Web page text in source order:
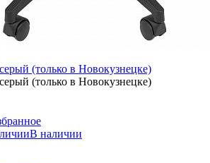
(только в Новокузнецке)
(только в Новокузнецке)
В наличии